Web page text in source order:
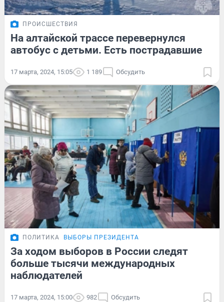
ПРОИСШЕСТВИЯ
На алтайской трассе перевернулся
автобус с детьми. Есть пострадавшие
17 марта, 2024, 15:05 1 189 Обсудить
ПОЛИТИКА ВЫБОРЫ ПРЕЗИДЕНТА
За ходом выборов в России следят
больше тысячи международных
наблюдателей
17 марта, 2024, 15:00 982 Обсудить